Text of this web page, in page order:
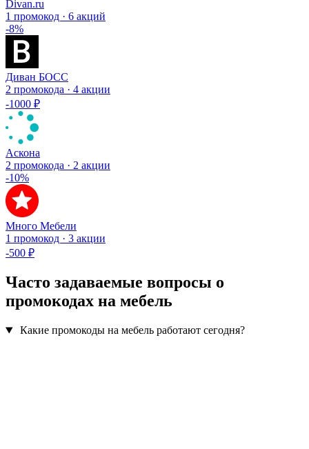
Divan.ru
1 промокод · 6 акций
-8%
Диван БОСС
2 промокода · 4 акции
-1000 ₽
Аскона
2 промокода · 2 акции
-10%
Много Мебели
1 промокод · 3 акции
-500 ₽
Часто задаваемые вопросы о
промокодах на мебель
Какие промокоды на мебель работают сегодня?